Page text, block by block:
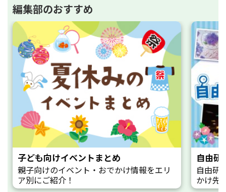
編集部のおすすめ
子ども向けイベントまとめ
親子向けのイベント・おでかけ情報をエリ
ア別にご紹介！
自由研
自由研
かけ先